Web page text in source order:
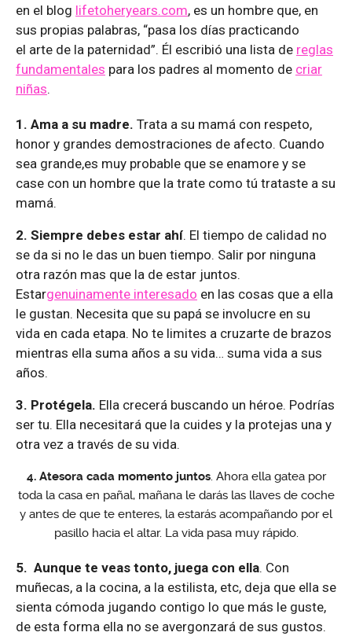
en el blog lifetoheryears.com, es un hombre que, en
sus propias palabras, “pasa los días practicando
el arte de la paternidad”. Él escribió una lista de reglas
fundamentales para los padres al momento de criar
niñas.
1. Ama a su madre. Trata a su mamá con respeto,
honor y grandes demostraciones de afecto. Cuando
sea grande,es muy probable que se enamore y se
case con un hombre que la trate como tú trataste a su
mamá.
2. Siempre debes estar ahí. El tiempo de calidad no
se da si no le das un buen tiempo. Salir por ninguna
otra razón mas que la de estar juntos.
Estargenuinamente interesado en las cosas que a ella
le gustan. Necesita que su papá se involucre en su
vida en cada etapa. No te limites a cruzarte de brazos
mientras ella suma años a su vida… suma vida a sus
años.
3. Protégela. Ella crecerá buscando un héroe. Podrías
ser tu. Ella necesitará que la cuides y la protejas una y
otra vez a través de su vida.
4. Atesora cada momento juntos. Ahora ella gatea por
toda la casa en pañal, mañana le darás las llaves de coche
y antes de que te enteres, la estarás acompañando por el
pasillo hacia el altar. La vida pasa muy rápido.
5. Aunque te veas tonto, juega con ella. Con
muñecas, a la cocina, a la estilista, etc, deja que ella se
sienta cómoda jugando contigo lo que más le guste,
de esta forma ella no se avergonzará de sus gustos.